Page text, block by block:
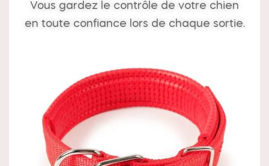
Vous gardez le contrôle de votre chien
en toute confiance lors de chaque sortie.